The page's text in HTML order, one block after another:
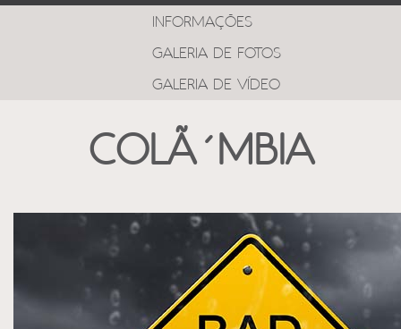
INFORMAÇÕES
GALERIA DE FOTOS
GALERIA DE VÍDEO
COLÃ´MBIA